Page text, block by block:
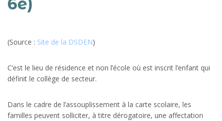
6e)
(Source : Site de la DSDEN)
C’est le lieu de résidence et non l’école où est inscrit l’enfant qui
définit le collège de secteur.
Dans le cadre de l’assouplissement à la carte scolaire, les
familles peuvent solliciter, à titre dérogatoire, une affectation